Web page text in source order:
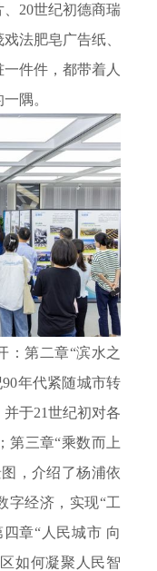
20世纪初德商瑞
法肥皂广告纸、
件件，都带着人
隅。
：第二章“滨水之
90年代紧随城市转
并于21世纪初对各
第三章“乘数而上
，介绍了杨浦依
字经济，实现“工
章“人民城市 向
如何凝聚人民智